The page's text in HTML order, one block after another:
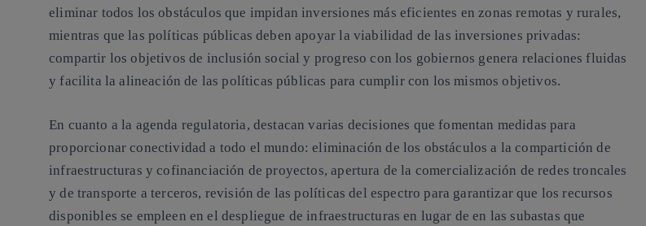
eliminar todos los obstáculos que impidan inversiones más eficientes en zonas remotas y rurales,
mientras que las políticas públicas deben apoyar la viabilidad de las inversiones privadas:
compartir los objetivos de inclusión social y progreso con los gobiernos genera relaciones fluidas
y facilita la alineación de las políticas públicas para cumplir con los mismos objetivos.
En cuanto a la agenda regulatoria, destacan varias decisiones que fomentan medidas para
proporcionar conectividad a todo el mundo: eliminación de los obstáculos a la compartición de
infraestructuras y cofinanciación de proyectos, apertura de la comercialización de redes troncales
y de transporte a terceros, revisión de las políticas del espectro para garantizar que los recursos
disponibles se empleen en el despliegue de infraestructuras en lugar de en las subastas que